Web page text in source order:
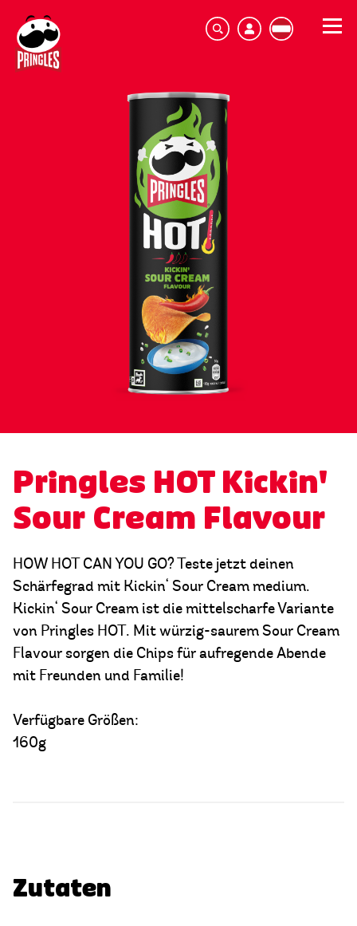
Pringles HOT Kickin'
Sour Cream Flavour
HOW HOT CAN YOU GO? Teste jetzt deinen
Schärfegrad mit Kickin‘ Sour Cream medium.
Kickin‘ Sour Cream ist die mittelscharfe Variante
von Pringles HOT. Mit würzig-saurem Sour Cream
Flavour sorgen die Chips für aufregende Abende
mit Freunden und Familie!
Verfügbare Größen:
160g
Zutaten